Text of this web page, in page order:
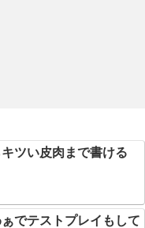
ツい皮肉まで書ける
でテストプレイもして